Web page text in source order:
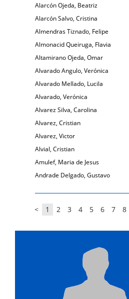
Alarcón Ojeda, Beatriz
Alarcón Salvo, Cristina
Almendras Tiznado, Felipe
Almonacid Queiruga, Flavia
Altamirano Ojeda, Omar
Alvarado Angulo, Verónica
Alvarado Mellado, Lucila
Alvarado, Verónica
Alvarez Silva, Carolina
Alvarez, Cristian
Alvarez, Victor
Alvial, Cristian
Amulef, Maria de Jesus
Andrade Delgado, Gustavo
< 1 2 3 4 5 6 7 8